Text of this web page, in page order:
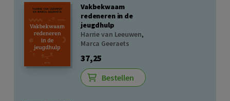
Vakbekwaam
redeneren in de
jeugdhulp
Harrie van Leeuwen,
Marca Geeraets
37,25
Bestellen